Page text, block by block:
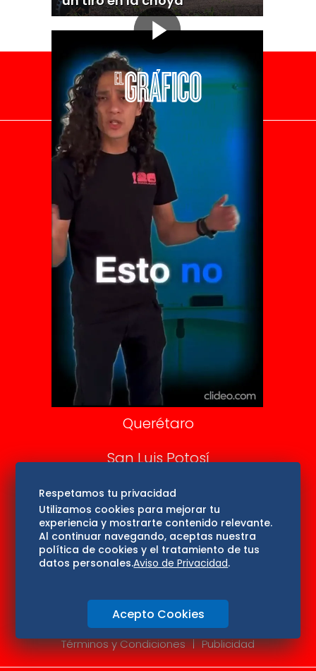
El Universal
Vive USA
Clase
De 10 sports
DeDinero
Confabulario
Aviso Oportuno
Consultas
Querétaro
San Luis Potosí
Edomex
Consultas
Hidalgo
Oaxaca
Aviso de privacidad
Directorio
Términos y Condiciones
Publicidad
Respetamos tu privacidad
Utilizamos cookies para mejorar tu
experiencia y mostrarte contenido relevante.
Al continuar navegando, aceptas nuestra
política de cookies y el tratamiento de tus
datos personales.Aviso de Privacidad.
Acepto Cookies